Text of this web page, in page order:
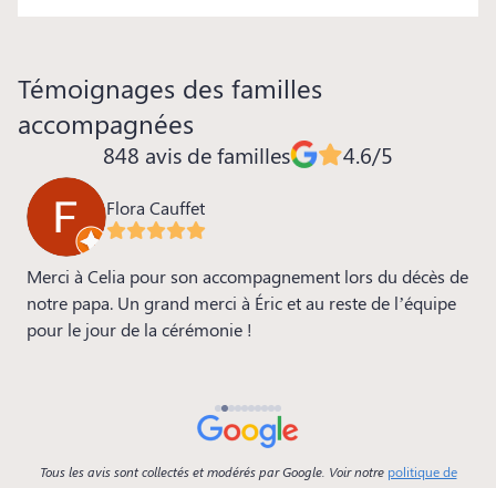
Témoignages des familles
accompagnées
848 avis de familles 4.6/5
Flora Cauffet
Merci à Celia pour son accompagnement lors du décès de
notre papa. Un grand merci à Éric et au reste de l’équipe
pour le jour de la cérémonie !
Tous les avis sont collectés et modérés par Google. Voir notre politique de